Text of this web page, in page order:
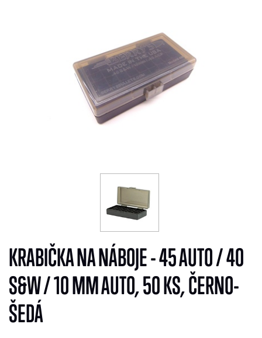
KRABIČKA NA NÁBOJE - 45 AUTO / 40
S&W / 10 MM AUTO, 50 KS, ČERNO-
ŠEDÁ